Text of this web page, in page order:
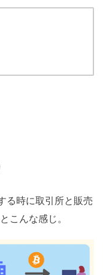
る時に取引所と販売
こんな感じ。